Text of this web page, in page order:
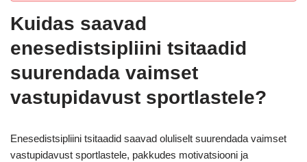
Kuidas saavad
enesedistsipliini tsitaadid
suurendada vaimset
vastupidavust sportlastele?
Enesedistsipliini tsitaadid saavad oluliselt suurendada vaimset
vastupidavust sportlastele, pakkudes motivatsiooni ja